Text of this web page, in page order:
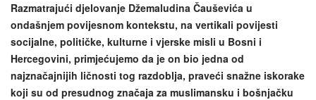
g
a
t
i
o
n
o
Razmatrajući djelovanje Džemaludina Čauševića u
ondašnjem povijesnom kontekstu, na vertikali povijesti
socijalne, političke, kulturne i vjerske misli u Bosni i
Hercegovini, primjećujemo da je on bio jedna od
najznačajnijih ličnosti tog razdoblja, praveći snažne iskorake
koji su od presudnog značaja za muslimansku i bošnjačku